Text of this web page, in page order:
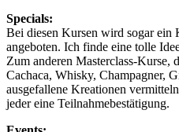
Specials:
Bei diesen Kursen wird sogar ein
angeboten. Ich finde eine tolle
Zum anderen Masterclass-Kurse,
Cachaca, Whisky, Champagner,
ausgefallene Kreationen
jeder eine Teilnahmebestätigung.